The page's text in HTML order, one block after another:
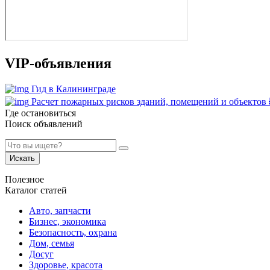
VIP-объявления
Гид в Калининграде
Расчет пожарных рисков зданий, помещений и объектов
Где остановиться
Поиск объявлений
Искать
Полезное
Каталог статей
Авто, запчасти
Бизнес, экономика
Безопасность, охрана
Дом, семья
Досуг
Здоровье, красота